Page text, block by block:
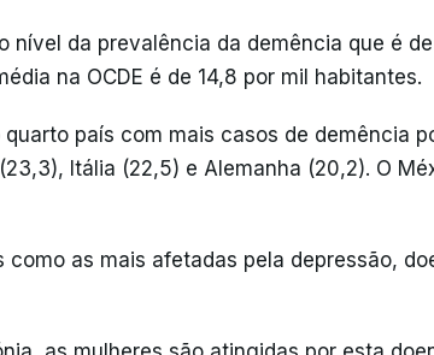
nível da prevalência da demência que é
na OCDE é de 14,8 por mil habitantes.
país com mais casos de demência
Itália (22,5) e Alemanha (20,2). O
as mais afetadas pela depressão,